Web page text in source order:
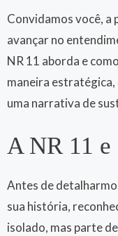
Convidamos você, a
avançar no
NR 11 aborda e
maneira
uma narrativa de
A NR 11 e
Antes de
sua história,
isolado, mas parte